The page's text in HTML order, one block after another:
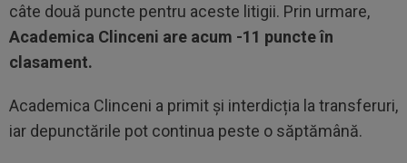
câte două puncte pentru aceste litigii. Prin urmare,
Academica Clinceni are acum -11 puncte în
clasament.
Academica Clinceni a primit și interdicția la transferuri,
iar depunctările pot continua peste o săptămână.